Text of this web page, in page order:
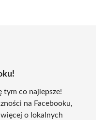
tym co najlepsze!
na Facebooku,
o lokalnych